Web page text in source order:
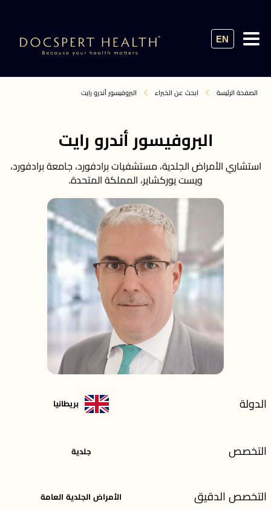
EN
الصفحة الرئيسة ابحث عن الخبراء البروفيسور أندرو رايت
البروفيسور أندرو رايت
استشاري الأمراض الجلدية، مستشفيات برادفورد، جامعة برادفورد،
ويست يوركشاير، المملكة المتحدة.
الدولة بريطانيا
التخصص جلدية
التخصص الدقيق الأمراض الجلدية العامة